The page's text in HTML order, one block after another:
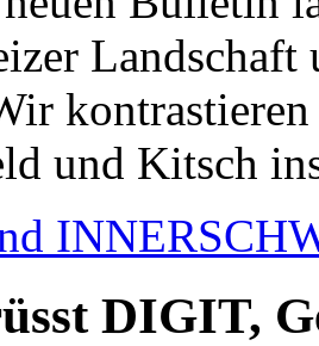
und Kitsch
DIGIT,